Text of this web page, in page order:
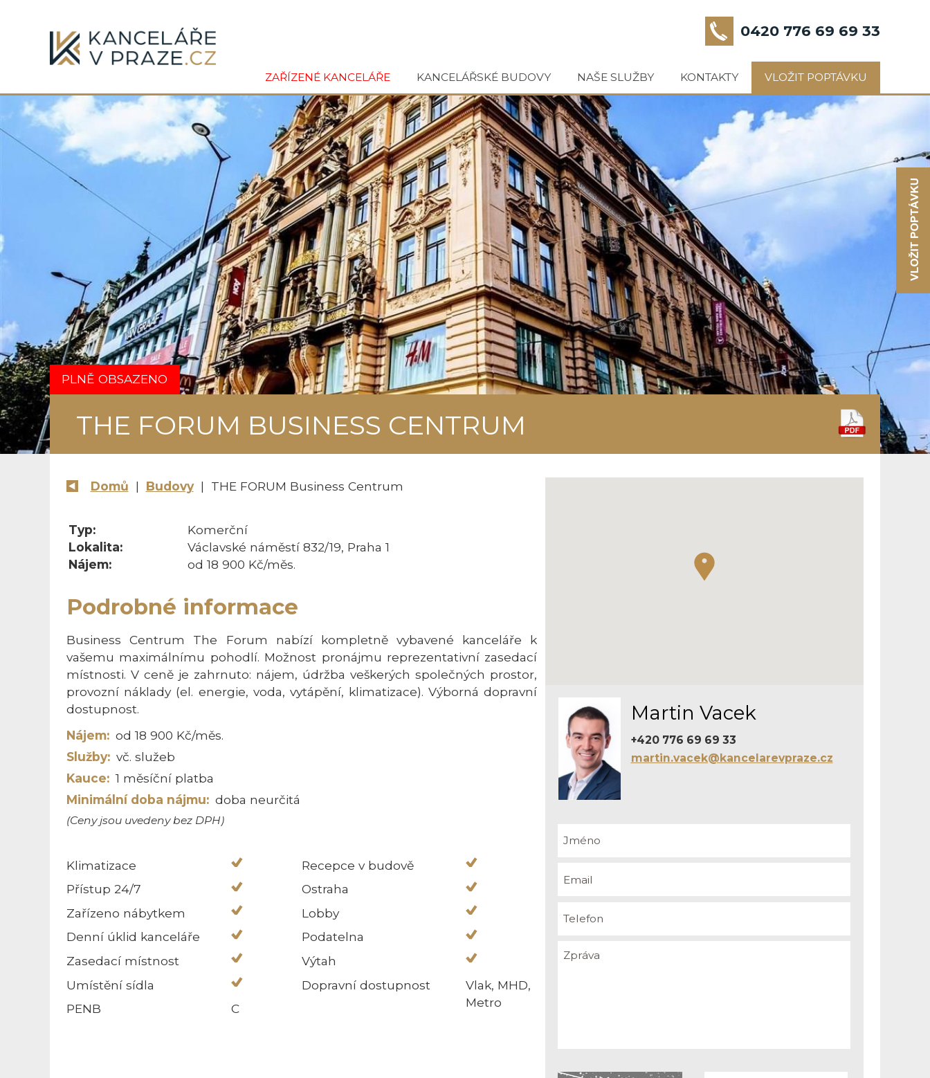
0420 776 69 69 33
ZAŘÍZENÉ KANCELÁŘE KANCELÁŘSKÉ BUDOVY NAŠE SLUŽBY KONTAKTY VLOŽIT POPTÁVKU
THE FORUM BUSINESS CENTRUM
PLNĚ OBSAZENO
Domů | Budovy| THE FORUM Business Centrum
Martin Vacek
+420 776 69 69 33
martin.vacek@kancelarevpraze.cz
Typ:
Komerční
Lokalita:
Václavské náměstí 832/19, Praha 1
Nájem:
od 18 900 Kč/měs.
Podrobné informace
Business Centrum The Forum nabízí kompletně vybavené kanceláře k
vašemu maximálnímu pohodlí. Možnost pronájmu reprezentativní zasedací
místnosti. V ceně je zahrnuto: nájem, údržba veškerých společných prostor,
provozní náklady (el. energie, voda, vytápění, klimatizace). Výborná dopravní
dostupnost.
Nájem: od 18 900 Kč/měs.
Služby: vč. služeb
Kauce: 1 měsíční platba
Minimální doba nájmu: doba neurčitá
(Ceny jsou uvedeny bez DPH)
Klimatizace
Recepce v budově
Přístup 24/7
Ostraha
Zařízeno nábytkem
Lobby
Denní úklid kanceláře
Podatelna
Zasedací místnost
Výtah
Umístění sídla
Dopravní dostupnost
Vlak, MHD,
Metro
PENB C